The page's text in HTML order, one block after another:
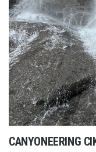
CANYONEERING